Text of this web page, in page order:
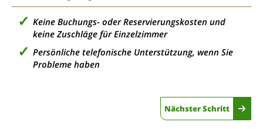
Keine Buchungs- oder Reservierungskosten und
keine Zuschläge für Einzelzimmer
Persönliche telefonische Unterstützung, wenn Sie
Probleme haben
Nächster Schritt